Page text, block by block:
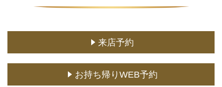
定番メニュー (お持ち帰り含む)
来店予約
お持ち帰りWEB予約